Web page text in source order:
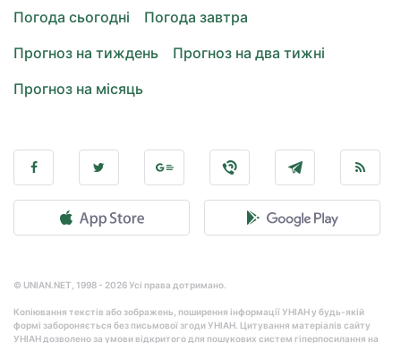
Погода сьогодні
Погода завтра
Прогноз на тиждень
Прогноз на два тижні
Прогноз на місяць
© UNIAN.NET, 1998 - 2026 Усі права дотримано.
Копіювання текстів або зображень, поширення інформації УНІАН у будь-якій
формі забороняється без письмової згоди УНІАН. Цитування матеріалів сайту
УНІАН дозволено за умови відкритого для пошукових систем гіперпосилання на